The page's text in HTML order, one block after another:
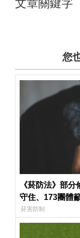
文章關鍵字
您
《菸防法》部
守住、173團體
菸害防制